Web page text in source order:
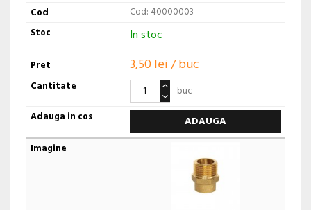
Cod: 40000003
In stoc
3,50 lei / buc
buc
ADAUGA